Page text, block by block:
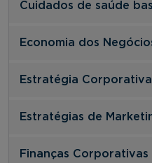
Cuidados de saúde
Economia dos
Estratégia
Estratégias de
Finanças Corporativas